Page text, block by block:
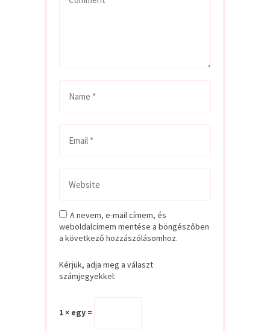
A nevem, e-mail címem, és
weboldalcímem mentése a böngészőben
a következő hozzászólásomhoz.
Kérjük, adja meg a választ
számjegyekkel:
1 × egy =